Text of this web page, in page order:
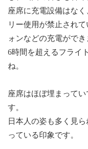
座席に充電設備はな
リー使用が禁止され
ォンなどの充電ができ
6時間を超えるフライ
ね。
座席はほぼ埋まって
す。
日本人の姿も多く見
っている印象です。